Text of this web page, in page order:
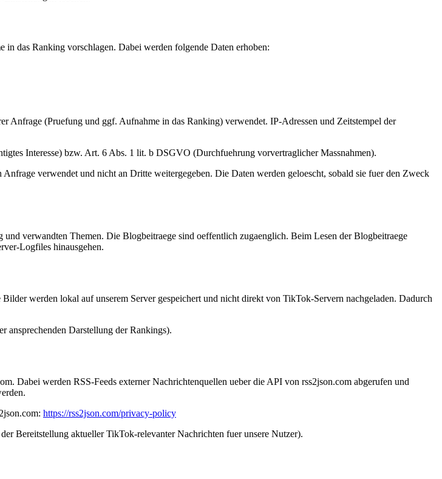
das Ranking vorschlagen. Dabei werden folgende Daten erhoben:
Anfrage (Pruefung und ggf. Aufnahme in das Ranking) verwendet. IP-Adressen und Zeitstempel der
Interesse) bzw. Art. 6 Abs. 1 lit. b DSGVO (Durchfuehrung vorvertraglicher Massnahmen).
verwendet und nicht an Dritte weitergegeben. Die Daten werden geloescht, sobald sie fuer den Zweck
verwandten Themen. Die Blogbeitraege sind oeffentlich zugaenglich. Beim Lesen der Blogbeitraege
Logfiles hinausgehen.
werden lokal auf unserem Server gespeichert und nicht direkt von TikTok-Servern nachgeladen. Dadurch
ansprechenden Darstellung der Rankings).
Dabei werden RSS-Feeds externer Nachrichtenquellen ueber die API von rss2json.com abgerufen und
https://rss2json.com/privacy-policy
Bereitstellung aktueller TikTok-relevanter Nachrichten fuer unsere Nutzer).